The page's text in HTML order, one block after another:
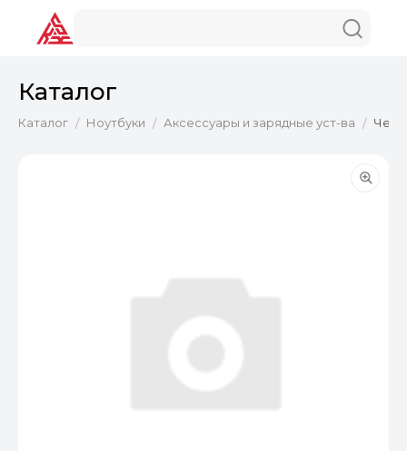
Каталог
Каталог / Ноутбуки / Аксессуары и зарядные уст-ва /